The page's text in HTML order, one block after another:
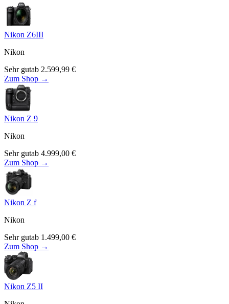
Nikon Z6III
Nikon
Sehr gutab 2.599,99 €
Zum Shop →
Nikon Z 9
Nikon
Sehr gutab 4.999,00 €
Zum Shop →
Nikon Z f
Nikon
Sehr gutab 1.499,00 €
Zum Shop →
Nikon Z5 II